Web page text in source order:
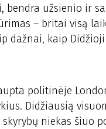
užsienio ir
– britai visą
dažnai, kaip
politinėje
Didžiausią
niekas šiuo